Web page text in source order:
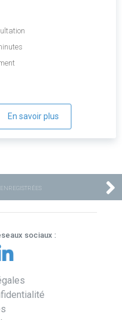
En savoir plus
sociaux :